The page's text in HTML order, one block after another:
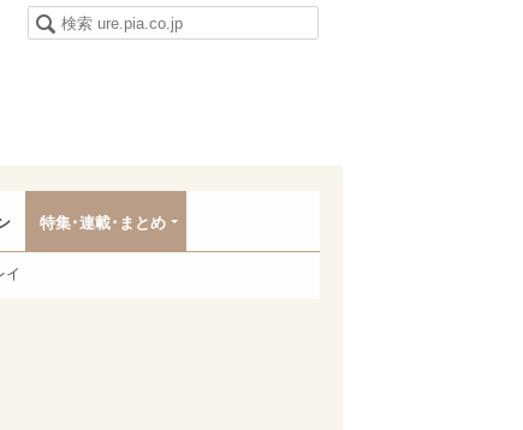
特集･連載･まとめ
イ